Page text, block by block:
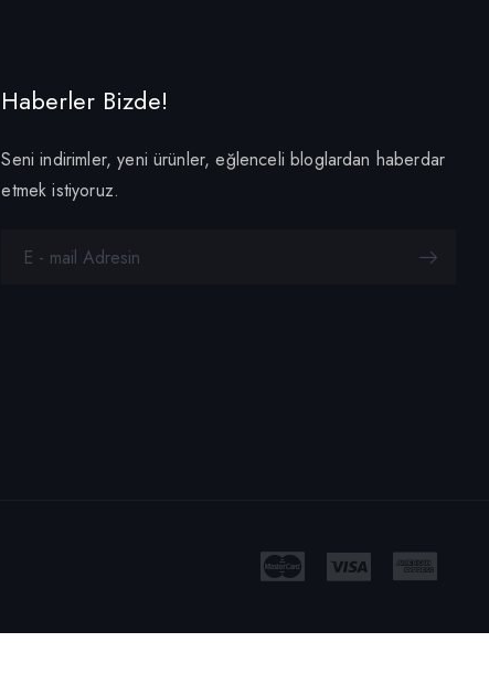
Haberler Bizde!
Seni indirimler, yeni ürünler, eğlenceli bloglardan haberdar
etmek istiyoruz.